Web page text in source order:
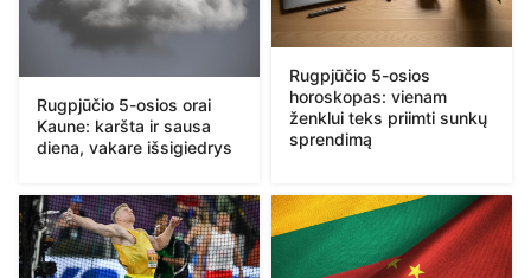
Rugpjūčio 5-osios orai
Kaune: karšta ir sausa
diena, vakare išsigiedrys
Rugpjūčio 5-osios
horoskopas: vienam
ženklui teks priimti sunkų
sprendimą